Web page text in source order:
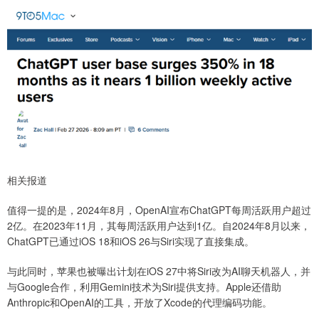
相关报道
值得一提的是，2024年8月，OpenAI宣布ChatGPT每周活跃用户超过
2亿。在2023年11月，其每周活跃用户达到1亿。自2024年8月以来，
ChatGPT已通过iOS 18和iOS 26与Siri实现了直接集成。
与此同时，苹果也被曝出计划在iOS 27中将Siri改为AI聊天机器人，并
与Google合作，利用Gemini技术为Siri提供支持。Apple还借助
Anthropic和OpenAI的工具，开放了Xcode的代理编码功能。